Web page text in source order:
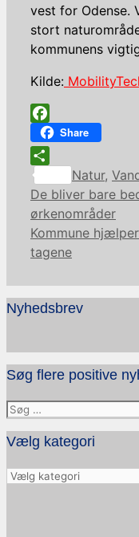
vest for Odense.
stort
kommunens
Kilde:
Facebook
Share
Share
Kategorier
Natur,
De bliver bare
ørkenområder
Kommune
tagene
Nyhedsbrev
Søg flere positive
Søg
efter:
Vælg kategori
Vælg